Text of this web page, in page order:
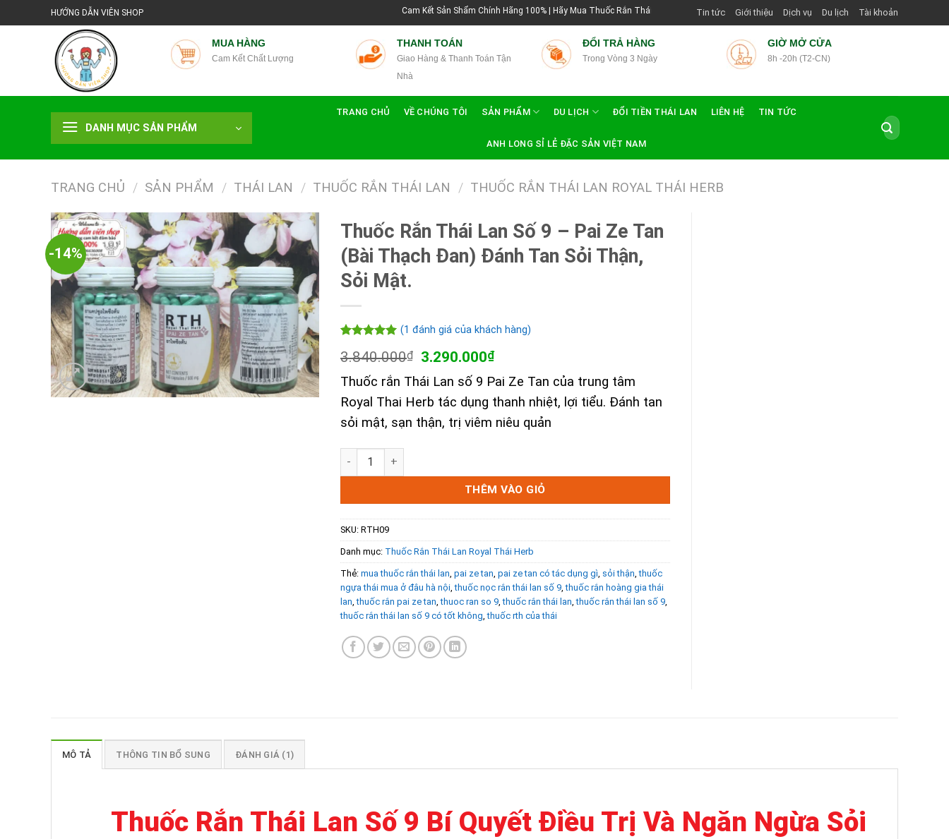
đến
HƯỚNG DẪN VIÊN SHOP Cam Kết Sản Shẩm Chính Hãng 100% | Hãy Mua Thuốc Rắn Thái Lan Tại Hướng Dẫn Viên Shop | Với Giá Tốt Nhất
Tin tức Giới thiệu Dịch vụ Du lịch Tài khoản
MUA HÀNG
Cam Kết Chất Lượng
THANH TOÁN
Giao Hàng & Thanh Toán Tận
Nhà
ĐỔI TRẢ HÀNG
Trong Vòng 3 Ngày
GIỜ MỞ CỬA
8h -20h (T2-CN)
DANH MỤC SẢN PHẨM
TRANG CHỦ VỀ CHÚNG TÔI SẢN PHẨM DU LỊCH ĐỔI TIỀN THÁI LAN LIÊN HỆ TIN TỨC
ANH LONG SỈ LẺ ĐẶC SẢN VIỆT NAM
Tìm
kiếm:
TRANG CHỦ / SẢN PHẨM / THÁI LAN / THUỐC RẮN THÁI LAN / THUỐC RẮN THÁI LAN ROYAL THÁI HERB
-14%
Thuốc Rắn Thái Lan Số 9 – Pai Ze Tan
(Bài Thạch Đan) Đánh Tan Sỏi Thận,
Sỏi Mật.
dựa trên
(1 đánh giá của khách hàng)
3.840.000₫
Giá
là:
3.840.000₫.
3.290.000₫Giá
tại
là:
3.290.000₫.
Thuốc rắn Thái Lan số 9 Pai Ze Tan của trung tâm
Royal Thai Herb tác dụng thanh nhiệt, lợi tiểu. Đánh tan
sỏi mật, sạn thận, trị viêm niêu quản
Thuốc Rắn Thái Lan Số 9 - Pai Ze Tan (Bài Thạch Đan) Đánh Tan Sỏi Thận, Sỏi Mật. số lượng
THÊM VÀO GIỎ
SKU: RTH09
Danh mục: Thuốc Rắn Thái Lan Royal Thái Herb
Thẻ: mua thuốc rắn thái lan pai ze tan pai ze tan có tác dụng gì sỏi thận ,thuốc
ngựa thái mua ở đâu hà nội ,thuốc nọc rắn thái lan số 9 ,thuốc rắn hoàng gia thái
lan ,thuốc rắn pai ze tan ,thuoc ran so 9 ,thuốc rắn thái lan ,thuốc rắn thái lan số 9
thuốc rắn thái lan số 9 có tốt không ,thuốc rth của thái
MÔ TẢ THÔNG TIN BỔ SUNG ĐÁNH GIÁ (1)
Thuốc Rắn Thái Lan Số 9 Bí Quyết Điều Trị Và Ngăn Ngừa Sỏi